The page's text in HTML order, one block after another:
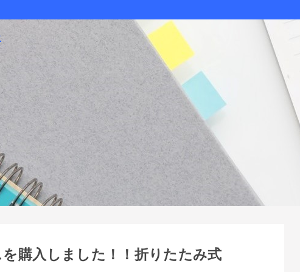
購入しました！！折りたたみ式